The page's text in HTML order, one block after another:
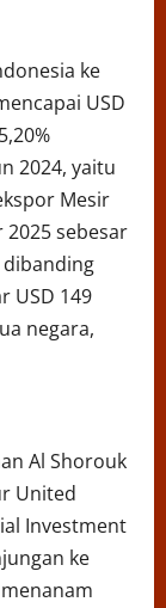
ke
USD
2024, yaitu
Mesir
sebesar
dibanding
USD 149
negara,
Al Shorouk
United
Investment
ke